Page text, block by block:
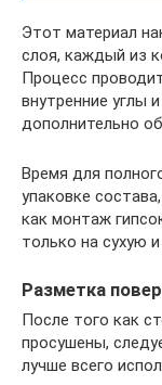
Этот материал
слоя, каждый из
Процесс
внутренние углы
дополнительно
Время для
упаковке
как монтаж
только на сухую
Разметка
После того как
просушены,
лучше всего